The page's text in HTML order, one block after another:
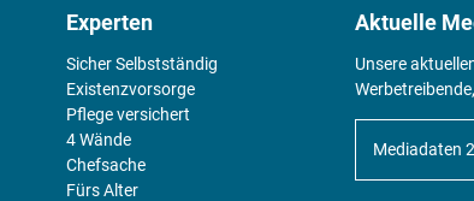
Experten
Sicher Selbstständig
Existenz­vorsorge
Pflege versichert
4 Wände
Chefsache
Fürs Alter
Aktuelle
Unsere
Mediadaten